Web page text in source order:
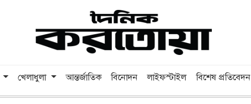
খেলাধুলা আন্তর্জাতিক বিনোদন লাইফস্টাইল বিশেষ প্রতিবেদন